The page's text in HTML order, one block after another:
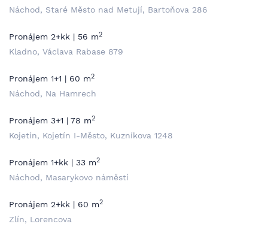
Náchod, Staré Město nad Metují, Bartoňova 286
Pronájem 2+kk | 56 m2
Kladno, Václava Rabase 879
Pronájem 1+1 | 60 m2
Náchod, Na Hamrech
Pronájem 3+1 | 78 m2
Kojetín, Kojetín I-Město, Kuzníkova 1248
Pronájem 1+kk | 33 m2
Náchod, Masarykovo náměstí
Pronájem 2+kk | 60 m2
Zlín, Lorencova